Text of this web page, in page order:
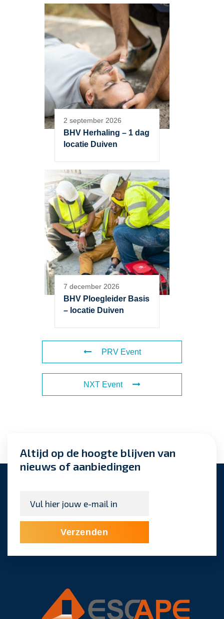
2 september 2026
BHV Herhaling – 1 dag
locatie Duiven
7 december 2026
BHV Ploegleider Basis
– locatie Duiven
PRV Event
NXT Event
Altijd op de hoogte blijven van
nieuws of aanbiedingen
mailadres*
Verzenden